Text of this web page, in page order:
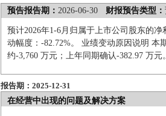
预告报告期： 2026-06-30 财报预告类型：
预计2026年1-6月归属于上市公司股东的
动幅度：-82.72%。 业绩变动原因说明
约-3,760 万元；上年同期确认-382.97 万元
报告期：2025-12-31
在经营中出现的问题及解决方案